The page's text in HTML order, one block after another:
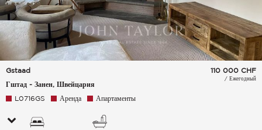
Gstaad
Гштад - Занен, Швейцария
110 000 CHF
/ Ежегодный
L0716GS Аренда Апартаменты